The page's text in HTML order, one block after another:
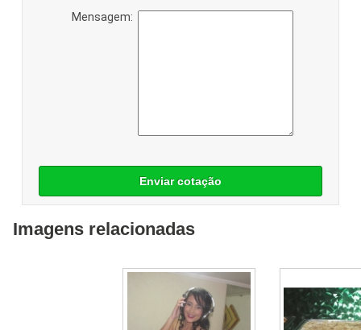
Mensagem:
Enviar cotação
Imagens relacionadas